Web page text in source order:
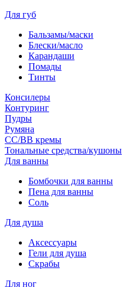
Для губ
Бальзамы/маски
Блески/масло
Карандаши
Помады
Тинты
Консилеры
Контуринг
Пудры
Румяна
СС/ВВ кремы
Тональные средства/кушоны
Для ванны
Бомбочки для ванны
Пена для ванны
Соль
Для душа
Аксессуары
Гели для душа
Скрабы
Для ног